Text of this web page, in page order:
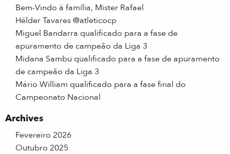
Bem-Vindo à família, Mister Rafael
Hélder Tavares @atleticocp
Miguel Bandarra qualificado para a fase de
apuramento de campeão da Liga 3
Midana Sambu qualificado para a fase de apuramento
de campeão da Liga 3
Mário William qualificado para a fase final do
Campeonato Nacional
Archives
Fevereiro 2026
Outubro 2025